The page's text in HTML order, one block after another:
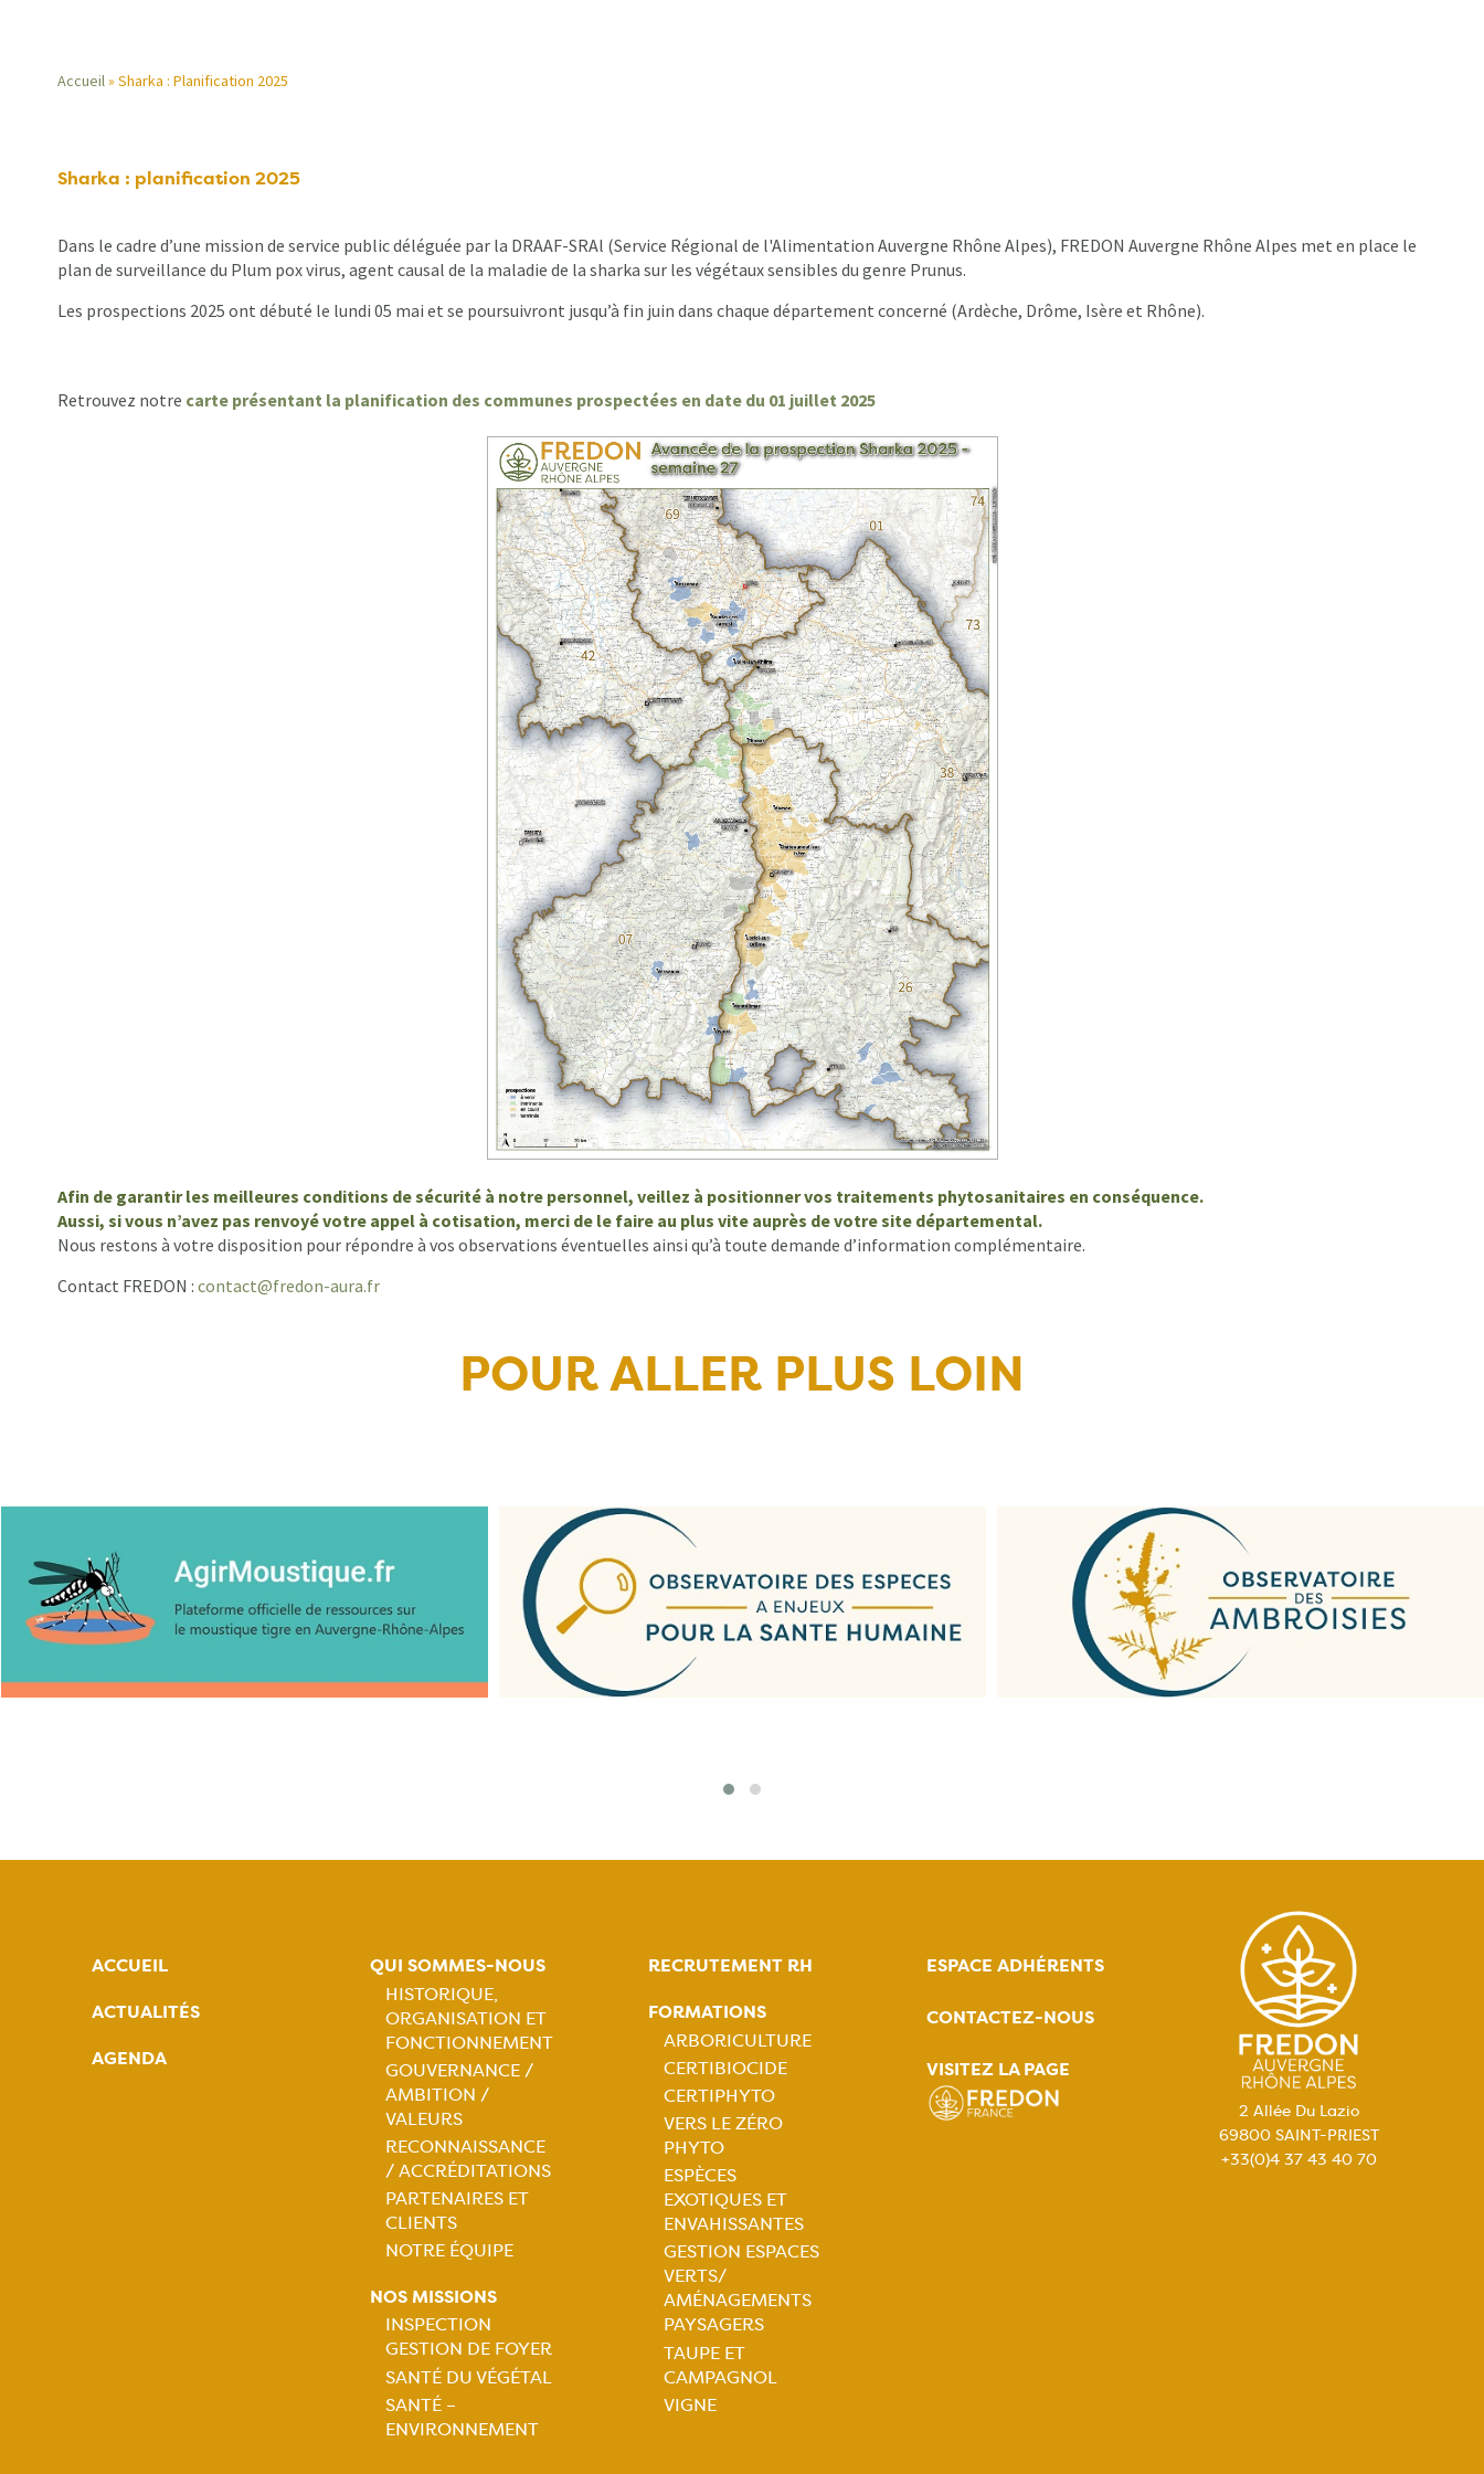
d'Ariane
Accueil Sharka : Planification 2025
Sharka : planification 2025
Dans le cadre d’une mission de service public déléguée par la DRAAF-SRAl (Service Régional de l'Alimentation Auvergne Rhône Alpes), FREDON Auvergne Rhône Alpes met en place le
plan de surveillance du Plum pox virus, agent causal de la maladie de la sharka sur les végétaux sensibles du genre Prunus.
Les prospections 2025 ont débuté le lundi 05 mai et se poursuivront jusqu’à fin juin dans chaque département concerné (Ardèche, Drôme, Isère et Rhône).
Retrouvez notre carte présentant la planification des communes prospectées en date du 01 juillet 2025
Afin de garantir les meilleures conditions de sécurité à notre personnel, veillez à positionner vos traitements phytosanitaires en conséquence.
Aussi, si vous n’avez pas renvoyé votre appel à cotisation, merci de le faire au plus vite auprès de votre site départemental.
Nous restons à votre disposition pour répondre à vos observations éventuelles ainsi qu’à toute demande d’information complémentaire.
Contact FREDON : contact@fredon-aura.fr
POUR ALLER PLUS LOIN
ACCUEIL
ACTUALITÉS
AGENDA
QUI SOMMES-NOUS
Navigation
principale
HISTORIQUE,
ORGANISATION ET
FONCTIONNEMENT
GOUVERNANCE /
AMBITION /
VALEURS
RECONNAISSANCE
/ ACCRÉDITATIONS
PARTENAIRES ET
CLIENTS
NOTRE ÉQUIPE
NOS MISSIONS
Navigation
principale
INSPECTION
GESTION DE FOYER
SANTÉ DU VÉGÉTAL
SANTÉ –
ENVIRONNEMENT
RECRUTEMENT RH
FORMATIONS
Navigation
principale
ARBORICULTURE
CERTIBIOCIDE
CERTIPHYTO
VERS LE ZÉRO
PHYTO
ESPÈCES
EXOTIQUES ET
ENVAHISSANTES
GESTION ESPACES
VERTS/
AMÉNAGEMENTS
PAYSAGERS
TAUPE ET
CAMPAGNOL
VIGNE
ESPACE ADHÉRENTS
CONTACTEZ-NOUS
VISITEZ LA PAGE
2 Allée Du Lazio
69800 SAINT-PRIEST
+33(0)4 37 43 40 70